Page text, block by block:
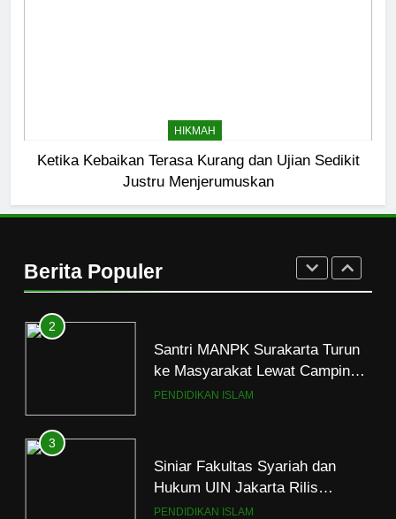
HIKMAH
Ketika Kebaikan Terasa Kurang dan Ujian Sedikit
Justru Menjerumuskan
Berita Populer
Mati
HIKMAH
1
Tolak Kekerasan Seksual di
Lingkungan Kampus dan
Pesantren
PENDIDIKAN ISLAM
2
Santri MANPK Surakarta Turun
ke Masyarakat Lewat Camping
Dakwah Ramadan
PENDIDIKAN ISLAM
3
Siniar Fakultas Syariah dan
Hukum UIN Jakarta Rilis
Program Fikih Genzi Selama
PENDIDIKAN ISLAM